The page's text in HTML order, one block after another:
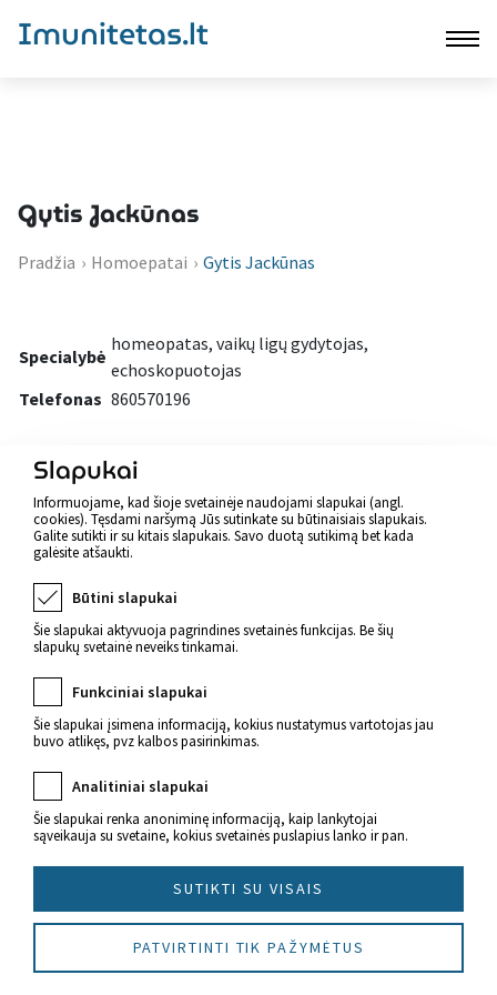
Imunitetas.lt
Gytis Jackūnas
Pradžia › Homoepatai › Gytis Jackūnas
Specialybė
homeopatas, vaikų ligų gydytojas,
echoskopuotojas
Telefonas 860570196
Atgal
Naujienos apie sveikatą
© 2022 Imunitetas.lt Visos teisės saugomos.
Sukūrė
Slapukai
Informuojame, kad šioje svetainėje naudojami slapukai (angl.
cookies). Tęsdami naršymą Jūs sutinkate su būtinaisiais slapukais.
Galite sutikti ir su kitais slapukais. Savo duotą sutikimą bet kada
galėsite atšaukti.
Būtini slapukai
Šie slapukai aktyvuoja pagrindines svetainės funkcijas. Be šių
slapukų svetainė neveiks tinkamai.
Funkciniai slapukai
Šie slapukai įsimena informaciją, kokius nustatymus vartotojas jau
buvo atlikęs, pvz kalbos pasirinkimas.
Analitiniai slapukai
Šie slapukai renka anoniminę informaciją, kaip lankytojai
sąveikauja su svetaine, kokius svetainės puslapius lanko ir pan.
SUTIKTI SU VISAIS
PATVIRTINTI TIK PAŽYMĖTUS